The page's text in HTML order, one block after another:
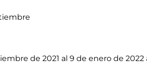
de 2021 al 9 de enero de